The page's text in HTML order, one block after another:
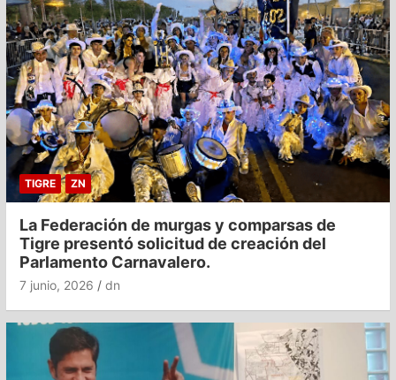
TIGRE ZN
La Federación de murgas y comparsas de
Tigre presentó solicitud de creación del
Parlamento Carnavalero.
7 junio, 2026 dn